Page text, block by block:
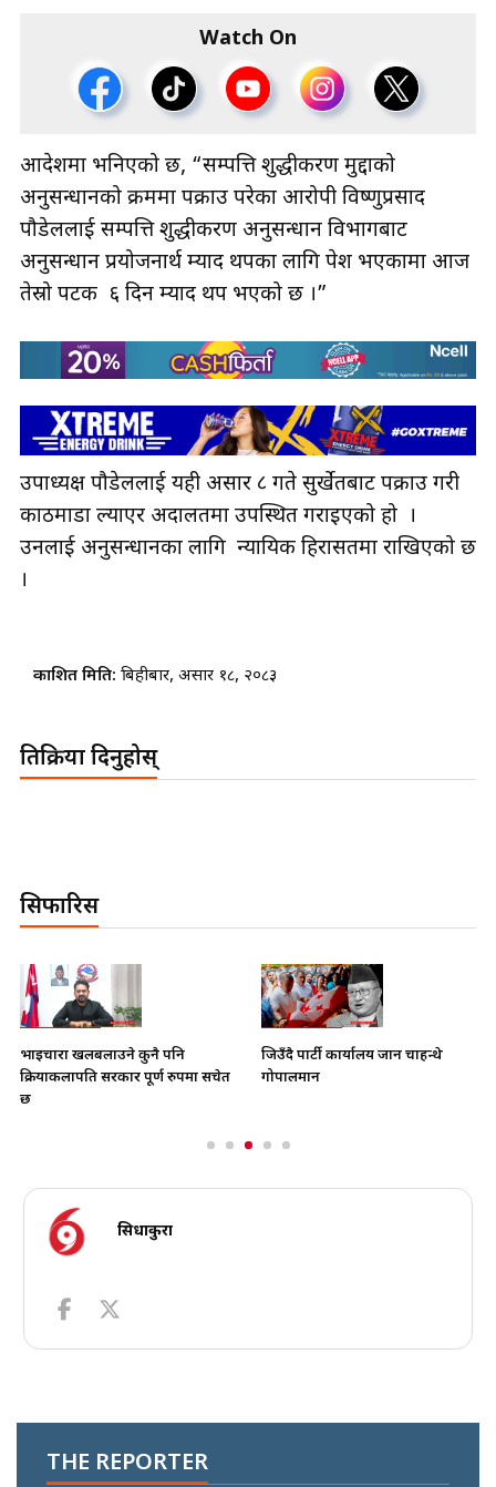
Watch On
आदेशमा भनिएको छ, “सम्पत्ति शुद्धीकरण मुद्दाको
अनुसन्धानको क्रममा पक्राउ परेका आरोपी विष्णुप्रसाद
पौडेललाई सम्पत्ति शुद्धीकरण अनुसन्धान विभागबाट
अनुसन्धान प्रयोजनार्थ म्याद थपका लागि पेश भएकामा आज
तेस्रो पटक ६ दिन म्याद थप भएको छ ।”
उपाध्यक्ष पौडेललाई यही असार ८ गते सुर्खेतबाट पक्राउ गरी
काठमाडौँ ल्याएर अदालतमा उपस्थित गराइएको हो ।
उनलाई अनुसन्धानका लागि न्यायिक हिरासतमा राखिएको छ
।
प्रकाशित मिति: बिहीबार, असार १८, २०८३
प्रतिक्रिया दिनुहोस्
सिफारिस
भाइचारा खलबलाउने कुनै पनि
क्रियाकलापप्रति सरकार पूर्ण रुपमा सचेत
छ
जिउँदै पार्टी कार्यालय जान चाहन्थे
गोपालमान
सिधाकुरा
THE REPORTER